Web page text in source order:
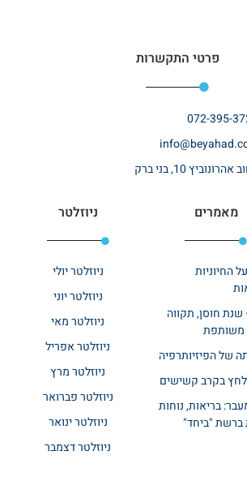
פרטי התקשרות
072-395-
10, בני ברק
מאמרים
החיוניות
– שנת חוסן, תקווה
משותפת
של הפיזיותרפיה
בקרב קשישים
בריאות, נוחות
ברשת "ביחד"
ניוזלטר
ניוזלטר יולי
ניוזלטר יוני
ניוזלטר מאי
ניוזלטר אפריל
ניוזלטר מרץ
ניוזלטר פברואר
ניוזלטר ינואר
ניוזלטר דצמבר